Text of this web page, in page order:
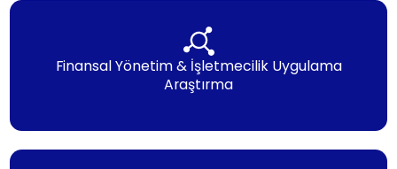
Finansal Yönetim & İşletmecilik Uygulama
Araştırma